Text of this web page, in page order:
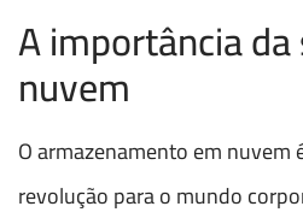
A importância
nuvem
O armazenamento em nuvem
revolução para o mundo